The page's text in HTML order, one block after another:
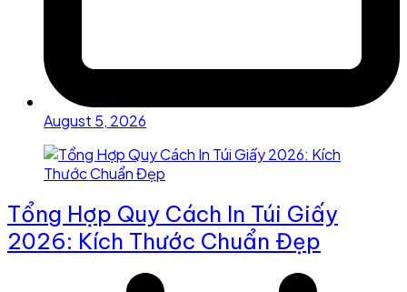
August 5, 2026
Tổng Hợp Quy Cách In Túi Giấy
2026: Kích Thước Chuẩn Đẹp